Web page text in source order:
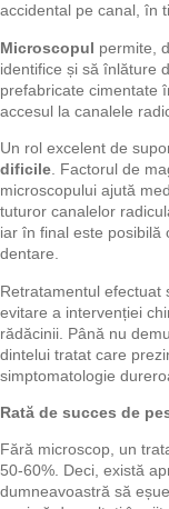
accidental pe canal, în
Microscopul permite,
identifice și să înlăture
prefabricate cimentate
accesul la canalele
Un rol excelent de
dificile . Factorul de
microscopului ajută
tuturor canalelor
iar în final este posibilă
dentare.
Retratamentul efectuat
evitare a intervenției
rădăcinii. Până nu
dintelui tratat care
simptomatologie
Rată de succes de p
Fără microscop, un
50-60%. Deci, există
dumneavoastră să